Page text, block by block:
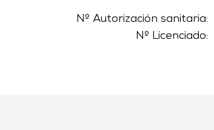
Nº Autorización sanitaria:
Nº Licenciado: